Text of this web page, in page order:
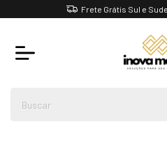
Frete Grátis Sul e